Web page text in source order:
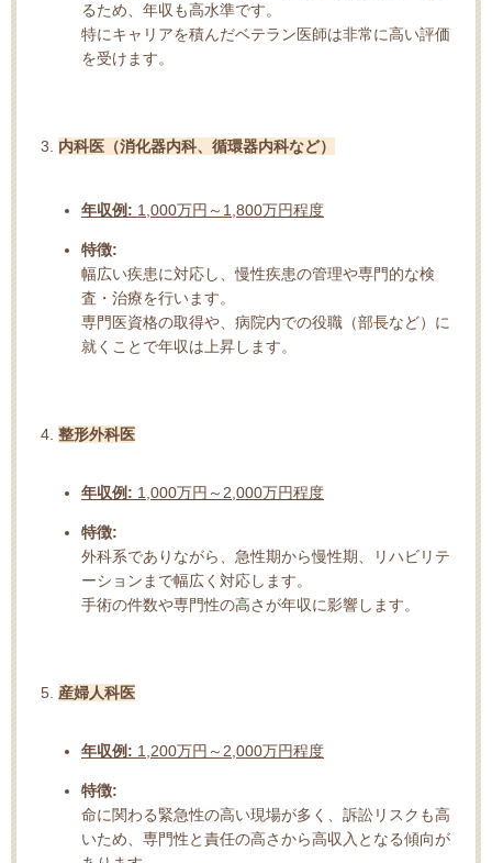
るため、年収も高水準です。
特にキャリアを積んだベテラン医師は非常に高い評価
を受けます。
内科医（消化器内科、循環器内科など）
年収例: 1,000万円～1,800万円程度
特徴:
幅広い疾患に対応し、慢性疾患の管理や専門的な検
査・治療を行います。
専門医資格の取得や、病院内での役職（部長など）に
就くことで年収は上昇します。
整形外科医
年収例: 1,000万円～2,000万円程度
特徴:
外科系でありながら、急性期から慢性期、リハビリテ
ーションまで幅広く対応します。
手術の件数や専門性の高さが年収に影響します。
産婦人科医
年収例: 1,200万円～2,000万円程度
特徴:
命に関わる緊急性の高い現場が多く、訴訟リスクも高
いため、専門性と責任の高さから高収入となる傾向が